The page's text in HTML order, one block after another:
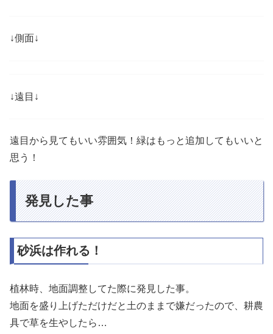
↓側面↓
↓遠目↓
遠目から見てもいい雰囲気！緑はもっと追加してもいいと
思う！
発見した事
砂浜は作れる！
植林時、地面調整してた際に発見した事。
地面を盛り上げただけだと土のままで嫌だったので、耕農
具で草を生やしたら…